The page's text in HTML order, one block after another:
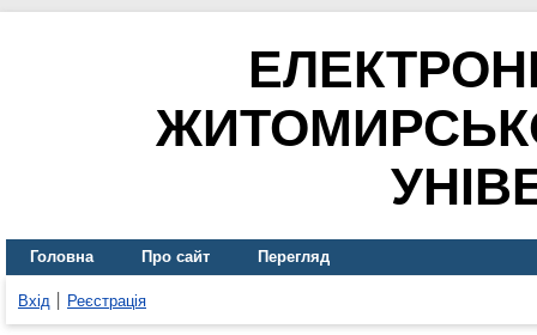
Головна Про сайт Перегляд
Вхід Реєстрація